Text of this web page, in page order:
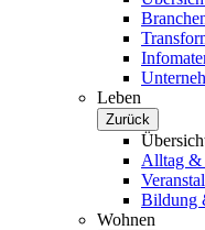
Leben
Zurück
Alltag &
Bildung
Wohnen